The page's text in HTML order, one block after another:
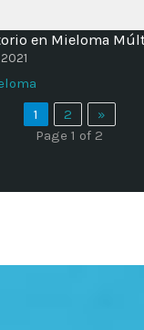
en Mieloma
1
2
»
Page 1 of 2